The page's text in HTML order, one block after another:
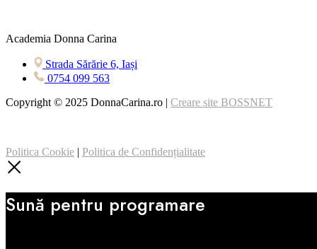
Academia Donna Carina
Strada Sărărie 6, Iași
0754 099 563
Copyright © 2025 DonnaCarina.ro | Creare site BOSSNET
Politica Cookie | Politica de Confidențialitate
Sună pentru programare